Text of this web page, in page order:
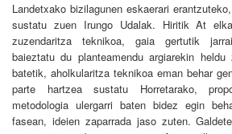
Landetxako bizilagunen eskaerari
sustatu zuen Irungo Udalak. Hiritik At
zuzendaritza teknikoa, gaia gertutik
baieztatu du planteamendu argiarekin heldu
batetik, aholkularitza teknikoa eman behar
parte hartzea sustatu Horretarako,
metodologia ulergarri baten bidez egin
fasean, ideien zaparrada jaso zuten.